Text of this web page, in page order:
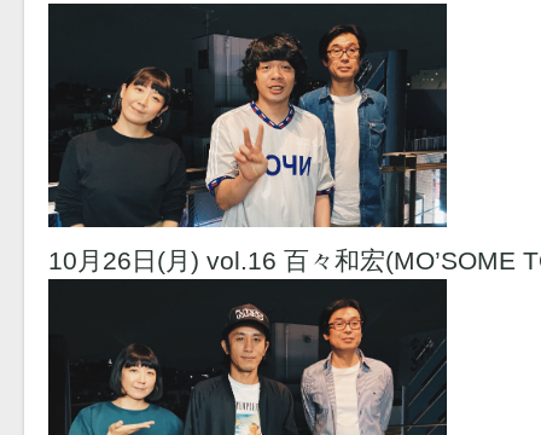
10月26日(月) vol.16 百々和宏(MO’SOME